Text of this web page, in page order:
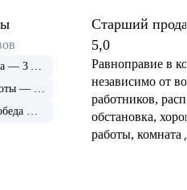
Старший
консультант
5,0
Равноправие в
независимо от
работников,
обстановка,
работы, комната